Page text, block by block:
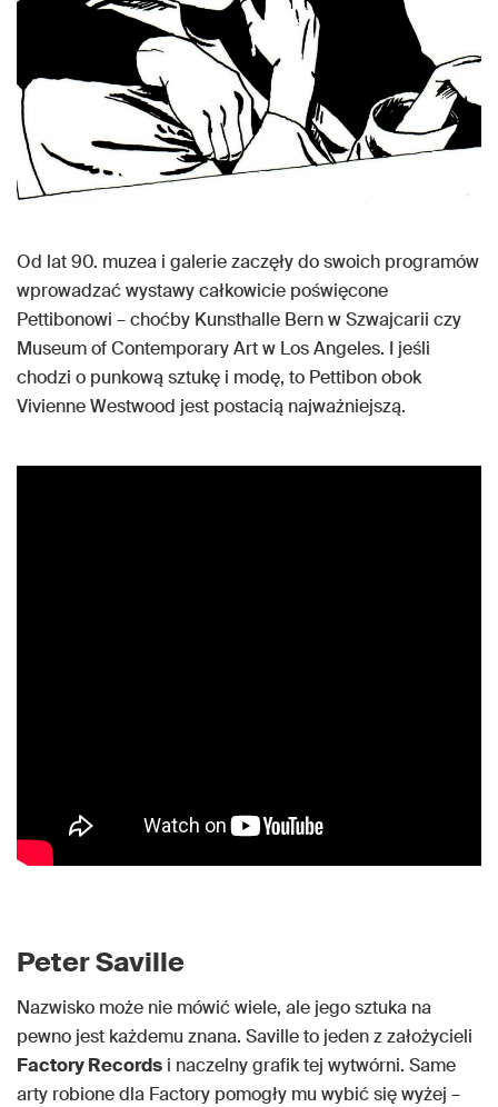
Od lat 90. muzea i galerie zaczęły do swoich programów
wprowadzać wystawy całkowicie poświęcone
Pettibonowi – choćby Kunsthalle Bern w Szwajcarii czy
Museum of Contemporary Art w Los Angeles. I jeśli
chodzi o punkową sztukę i modę, to Pettibon obok
Vivienne Westwood jest postacią najważniejszą.
Peter Saville
Nazwisko może nie mówić wiele, ale jego sztuka na
pewno jest każdemu znana. Saville to jeden z założycieli
Factory Records i naczelny grafik tej wytwórni. Same
arty robione dla Factory pomogły mu wybić się wyżej –